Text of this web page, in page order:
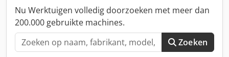
opname: 180 x 140 mm, gereedschapshouder 58 mm,
draaibeitel voor wisselplaathouder 20 x 20 mm - Bediening
via bedieningspaneel
Nu Werktuigen volledig doorzoeken met meer dan
200.000 gebruikte machines.
Zoeken